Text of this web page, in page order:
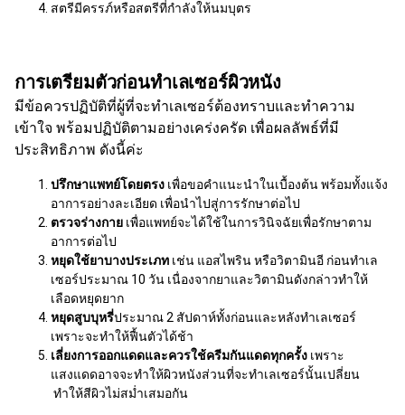
สตรีมีครรภ์หรือสตรีที่กำลังให้นมบุตร
การเตรียมตัวก่อนทำเลเซอร์ผิวหนัง
มีข้อควรปฏิบัติที่ผู้ที่จะทำเลเซอร์ต้องทราบและทำความ
เข้าใจ พร้อมปฏิบัติตามอย่างเคร่งครัด เพื่อผลลัพธ์ที่มี
ประสิทธิภาพ ดังนี้ค่ะ
ปรึกษาแพทย์โดยตรง เพื่อขอคำแนะนำในเบื้องต้น พร้อมทั้งแจ้ง
อาการอย่างละเอียด เพื่อนำไปสู่การรักษาต่อไป
ตรวจร่างกาย เพื่อแพทย์จะได้ใช้ในการวินิจฉัยเพื่อรักษาตาม
อาการต่อไป
หยุดใช้ยาบางประเภท เช่น แอสไพริน หรือวิตามินอี ก่อนทำเล
เซอร์ประมาณ 10 วัน เนื่องจากยาและวิตามินดังกล่าวทำให้
เลือดหยุดยาก
หยุดสูบบุหรี่ประมาณ 2 สัปดาห์ทั้งก่อนและหลังทำเลเซอร์
เพราะจะทำให้ฟื้นตัวได้ช้า
เลี่ยงการออกแดดและควรใช้ครีมกันแดดทุกครั้ง เพราะ
แสงแดดอาจจะทำให้ผิวหนังส่วนที่จะทำเลเซอร์นั้นเปลี่ยน
ทำให้สีผิวไม่สม่ำเสมอกัน